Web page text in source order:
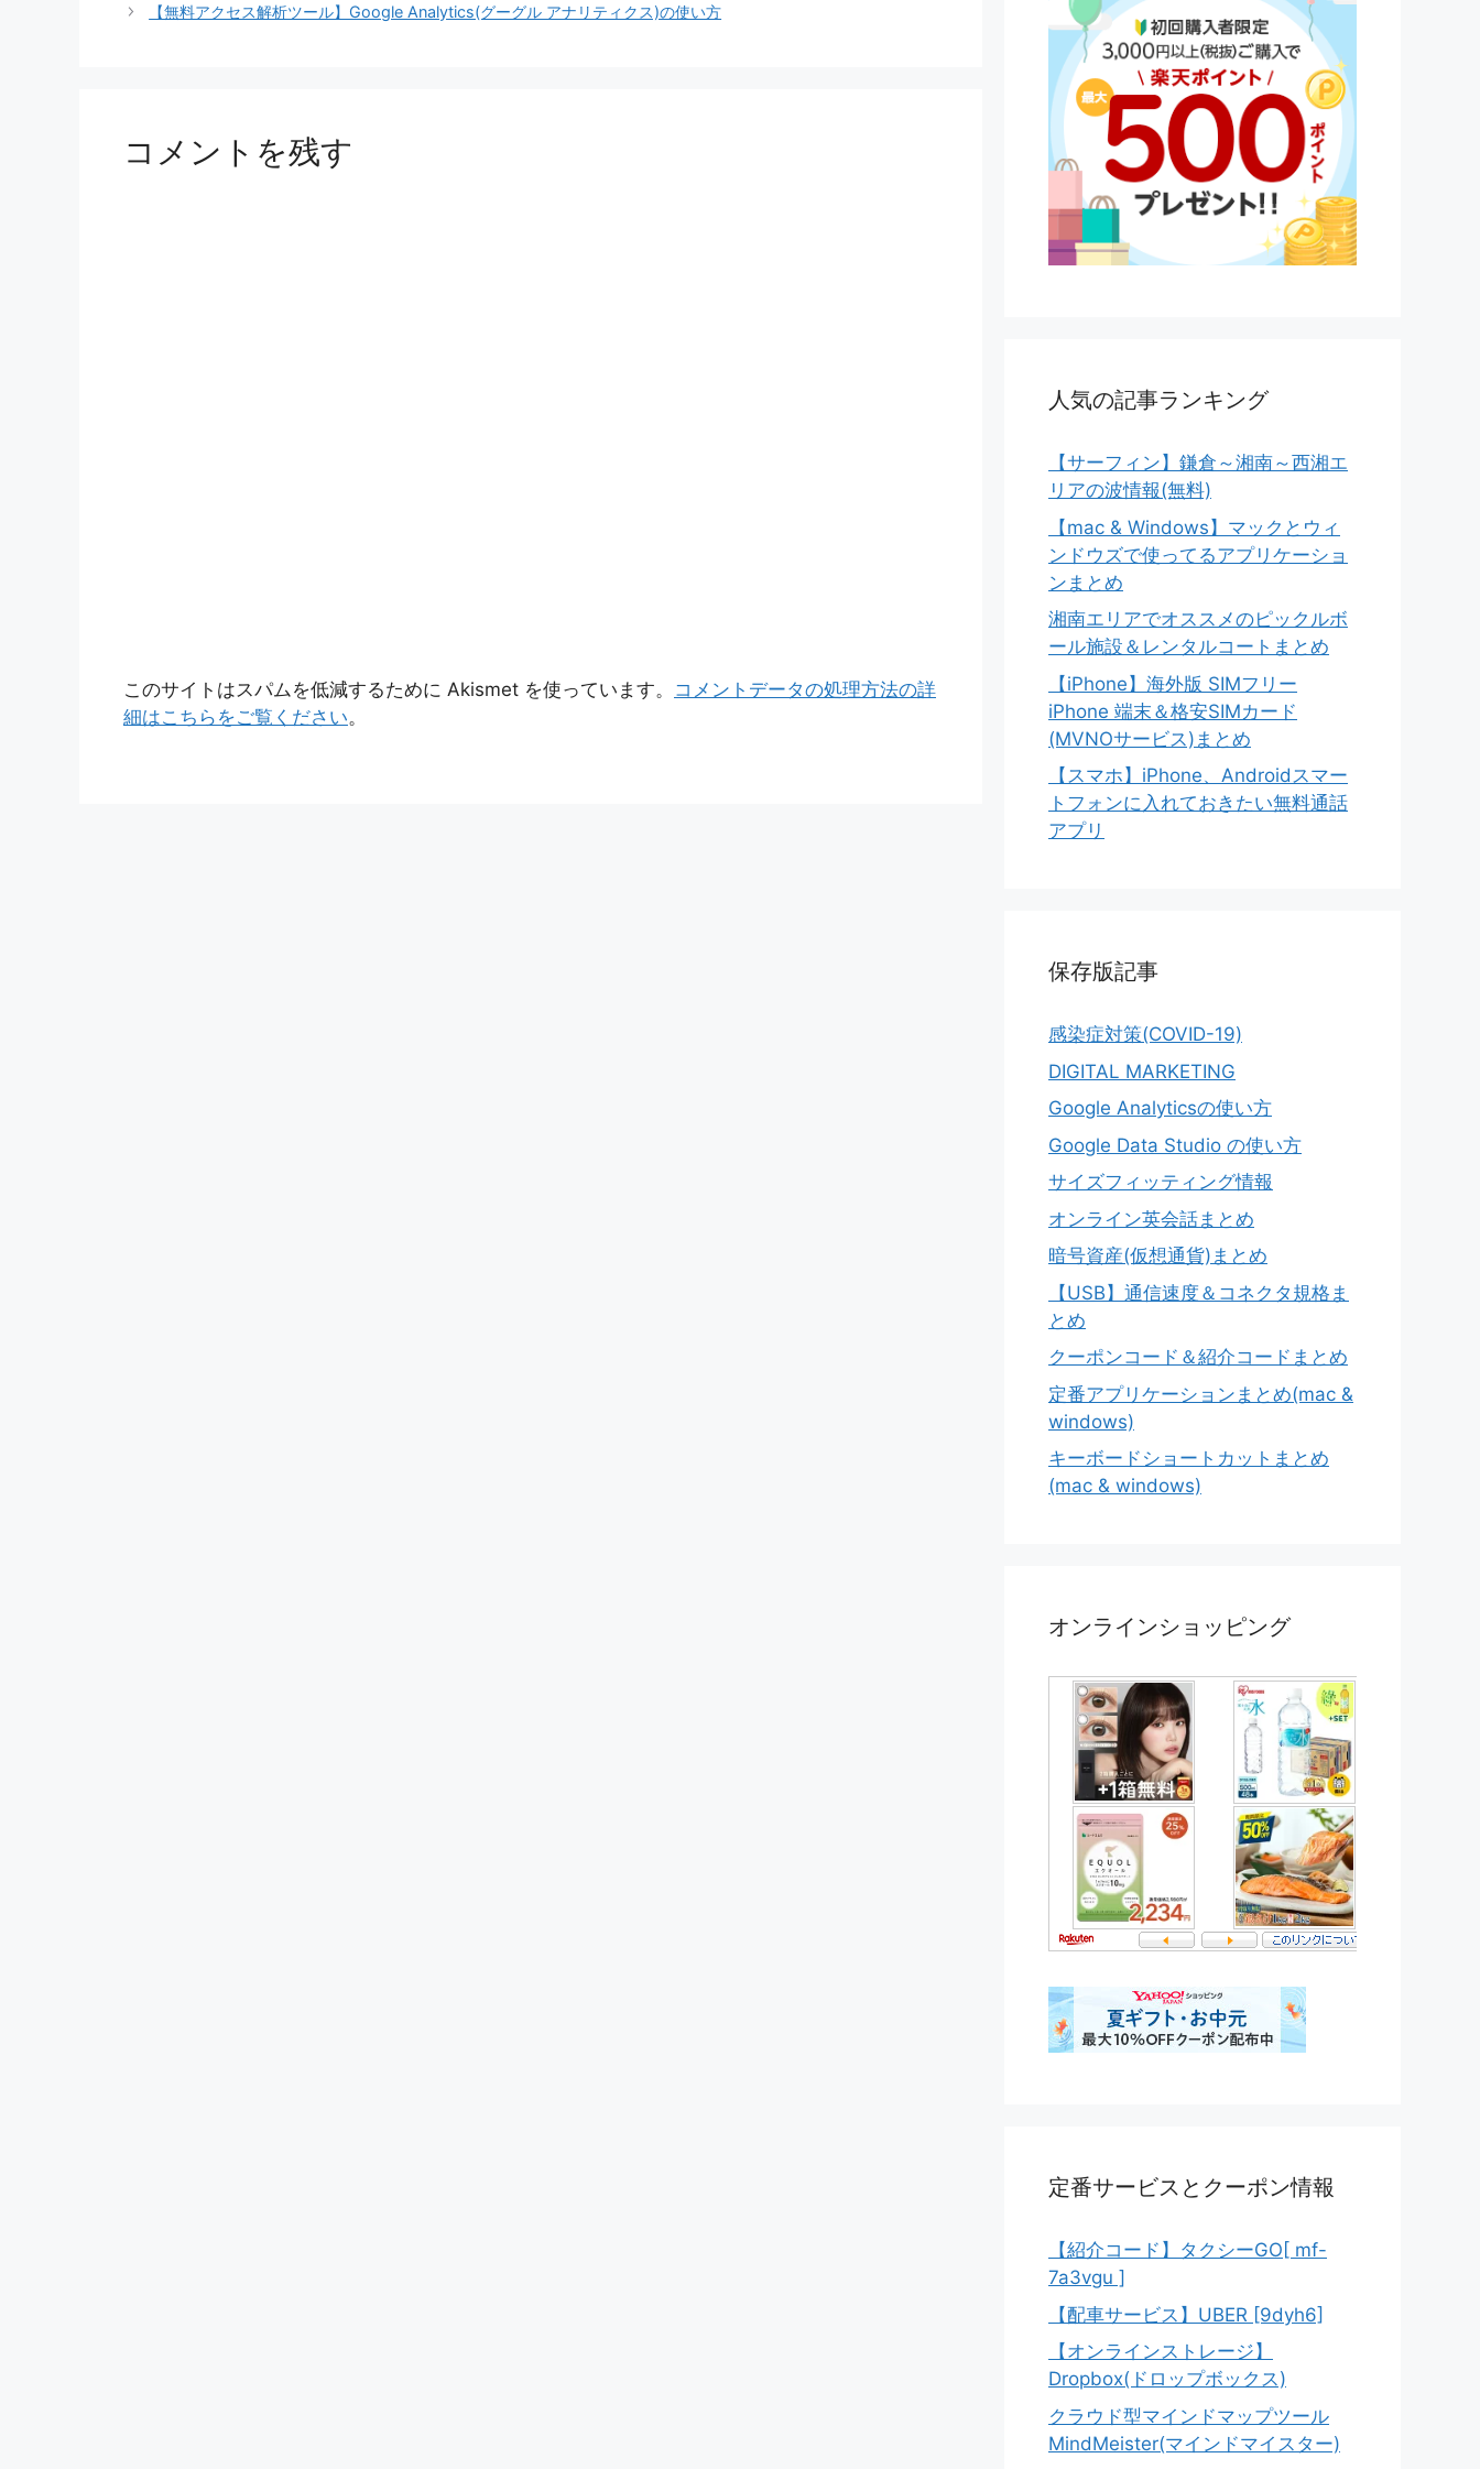
リ【無料アクセス解析ツール】Google Analytics(グーグル アナリティクス)の使い方
コメントを残す
このサイトはスパムを低減するために Akismet を使っています。 コメントデータの処理方法の詳
細はこちらをご覧ください。
人気の記事ランキング
【サーフィン】鎌倉～湘南～西湘エ
リアの波情報(無料)
【mac & Windows】マックとウィ
ンドウズで使ってるアプリケーショ
ンまとめ
湘南エリアでオススメのピックルボ
ール施設＆レンタルコートまとめ
【iPhone】海外版 SIMフリー
iPhone 端末＆格安SIMカード
(MVNOサービス)まとめ
【スマホ】iPhone、Androidスマー
トフォンに入れておきたい無料通話
アプリ
保存版記事
感染症対策(COVID-19)
DIGITAL MARKETING
Google Analyticsの使い方
Google Data Studio の使い方
サイズフィッティング情報
オンライン英会話まとめ
暗号資産(仮想通貨)まとめ
【USB】通信速度＆コネクタ規格ま
とめ
クーポンコード＆紹介コードまとめ
定番アプリケーションまとめ(mac &
windows)
キーボードショートカットまとめ
(mac & windows)
オンラインショッピング
定番サービスとクーポン情報
【紹介コード】タクシーGO[ mf-
7a3vgu ]
【配車サービス】UBER [9dyh6]
【オンラインストレージ】
Dropbox(ドロップボックス)
クラウド型マインドマップツール
MindMeister(マインドマイスター)